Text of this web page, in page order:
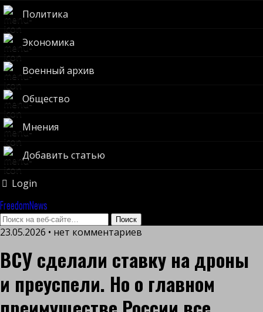
Политика
Экономика
Военный архив
Общество
Мнения
Добавить статью
Login
FreedomNews
23.05.2026 • нет комментариев
ВСУ сделали ставку на дроны
и преуспели. Но о главном